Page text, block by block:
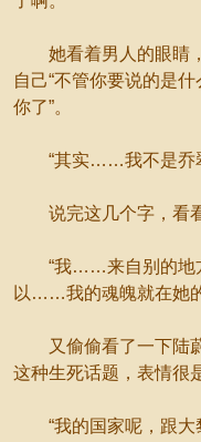
她看着男人的眼睛
自己“不管你要说的是
你了”。
“其实……我不是乔
说完这几个字，看看
“我……来自别的地方
以……我的魂魄就在她
又偷偷看了一下陆蔚
这种生死话题，表情很
“我的国家呢，跟大